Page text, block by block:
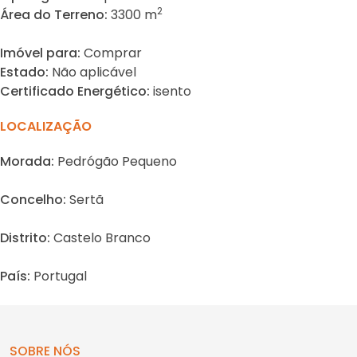
Área do Terreno: 3300 m2
Imóvel para: Comprar
Estado: Não aplicável
Certificado Energético: isento
LOCALIZAÇÃO
Morada: Pedrógão Pequeno
Concelho: Sertã
Distrito: Castelo Branco
País: Portugal
SOBRE NÓS